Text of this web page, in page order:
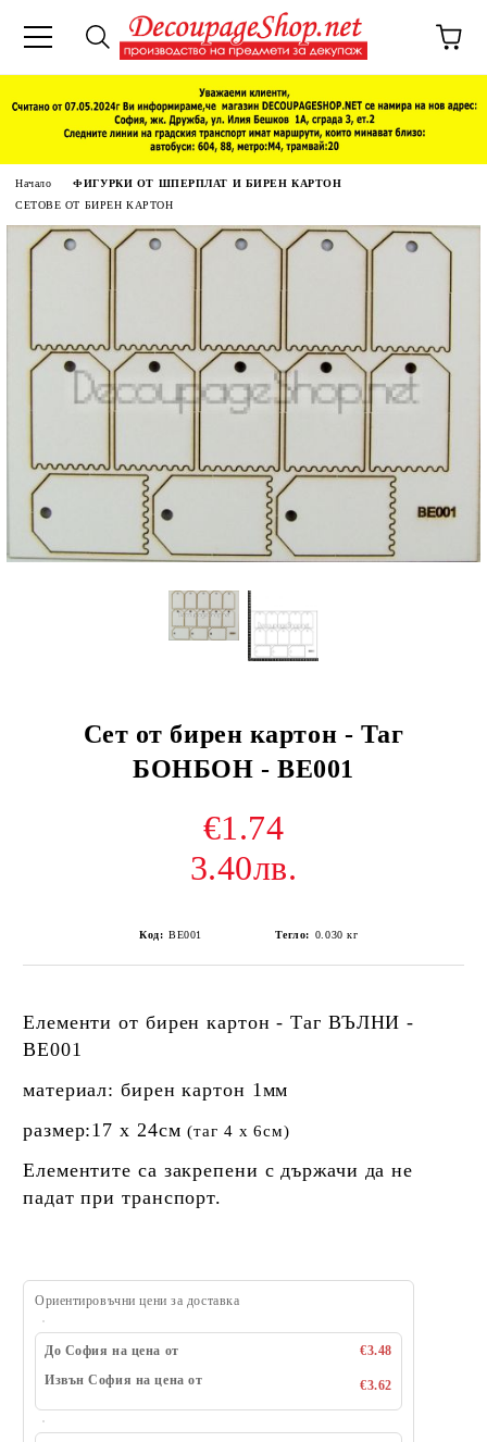
Начало
ФИГУРКИ ОТ ШПЕРПЛАТ И БИРЕН КАРТОН
СЕТОВЕ ОТ БИРЕН КАРТОН
Сет от бирен картон - Таг
БОНБОН - BE001
€1.74
3.40лв.
Код: BE001 Тегло: 0.030 кг
Елементи от бирен картон - Таг ВЪЛНИ -
BE001
материал: бирен картон 1мм
размер:17 х 24см(таг 4 х 6см)
Елементите са закрепени с държачи да не
падат при транспорт.
Ориентировъчни цени за доставка
До София на цена от
€3.48
Извън София на цена от
€3.62